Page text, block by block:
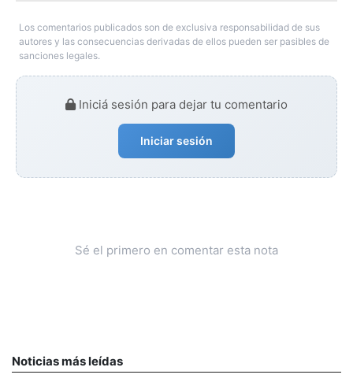
Los comentarios publicados son de exclusiva responsabilidad de sus
autores y las consecuencias derivadas de ellos pueden ser pasibles de
sanciones legales.
Iniciá sesión para dejar tu comentario
Iniciar sesión
Sé el primero en comentar esta nota
Noticias más leídas